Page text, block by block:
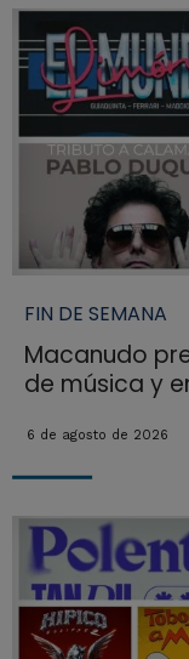
FIN DE SEMANA
Macanudo
de música y
6 de agosto de 2026